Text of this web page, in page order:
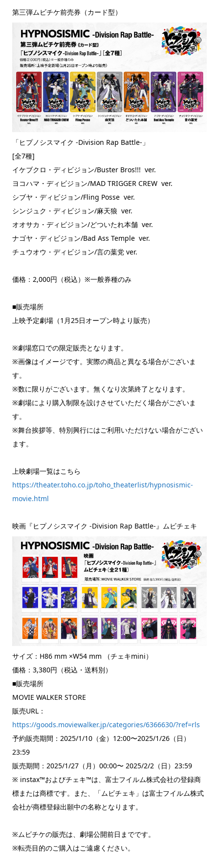
第三弾ムビチケ前売券（カード型）
「ヒプノシスマイク -Division Rap Battle-」
[全7種]
イケブクロ・ディビジョン/Buster Bros!!! ver.
ヨコハマ・ディビジョン/MAD TRIGGER CREW ver.
シブヤ・ディビジョン/Fling Posse ver.
シンジュク・ディビジョン/麻天狼 ver.
オオサカ・ディビジョン/どついたれ本舗 ver.
ナゴヤ・ディビジョン/Bad Ass Temple ver.
チュウオウ・ディビジョン/言の葉党 ver.
価格：2,000円（税込）※一般券種のみ
■販売場所
上映予定劇場（1月25日オープン時より販売）
※劇場窓口での限定販売となります。
※画像はイメージです。実際の商品と異なる場合がございま
す。
※数に限りがございます。無くなり次第終了となります。
※劇場により購入制限を設けさせていただく場合がございま
す。
※舞台挨拶等、特別興行にはご利用いただけない場合がござい
ます。
上映劇場一覧はこちら
https://theater.toho.co.jp/toho_theaterlist/hypnosismic-
movie.html
映画『ヒプノシスマイク -Division Rap Battle-』ムビチェキ
サイズ：H86 mm ×W54 mm （チェキmini）
価格：3,380円（税込・送料別）
■販売場所
MOVIE WALKER STORE
販売URL：
https://goods.moviewalker.jp/categories/6366630/?ref=rls
予約販売期間：2025/1/10（金）12:00〜2025/1/26（日）
23:59
販売期間：2025/1/27（月）00:00〜 2025/2/2（日）23:59
※ instax™️およびチェキ™️は、富士フイルム株式会社の登録商
標または商標です。また、「ムビチェキ」は富士フイルム株式
会社が商標登録出願中の名称となります。
※ムビチケの販売は、劇場公開前日までです。
※転売目的のご購入はご遠慮ください。